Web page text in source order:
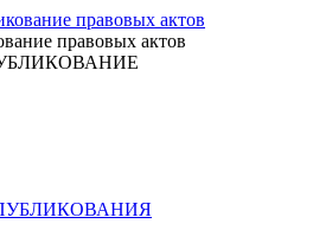
правовых актов